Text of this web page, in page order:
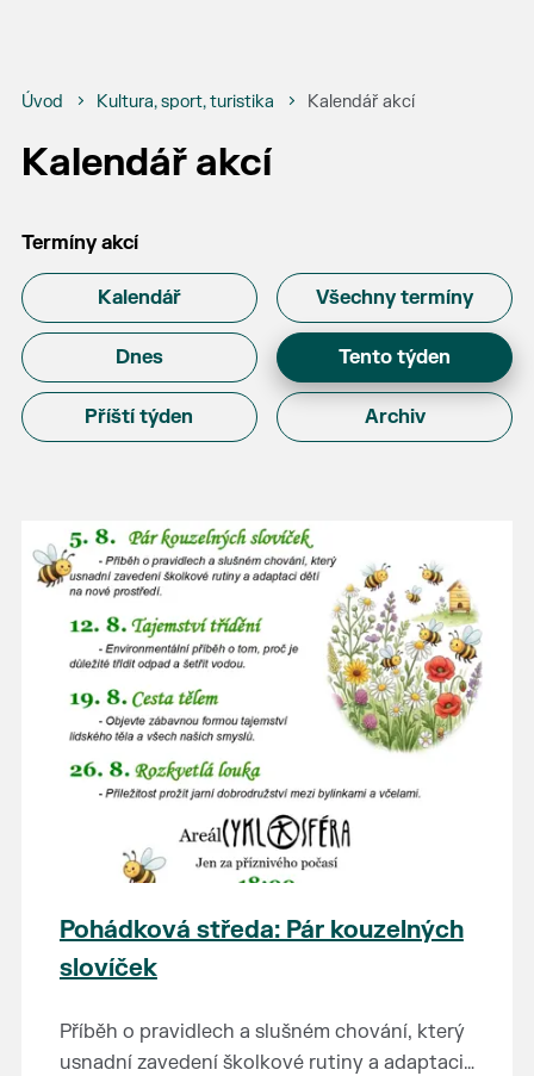
Úvod Kultura, sport, turistika Kalendář akcí
Kalendář akcí
Termíny akcí
Kalendář Všechny termíny
Dnes Tento týden
Příští týden Archiv
Pohádková středa: Pár kouzelných
slovíček
Příběh o pravidlech a slušném chování, který
usnadní zavedení školkové rutiny a adaptaci